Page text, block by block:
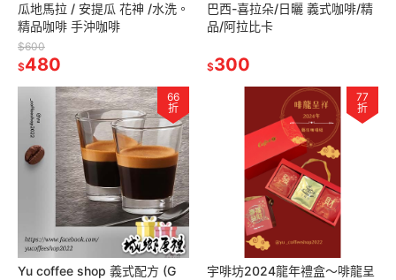
瓜地馬拉 / 安提瓜 花神 /水洗。
精品咖啡 手沖咖啡
$600
$480
巴西-喜拉朵/日曬 義式咖啡/精
品/阿拉比卡
$300
66
折
Yu coffee shop 義式配方 (G
77
折
宇啡坊2024龍年禮盒～啡龍呈